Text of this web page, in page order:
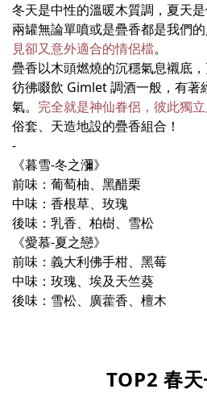
冬天是中性的溫暖木質調，夏天
兩罐無論單噴或是疊香都是我們的
見卻又意外適合的情侶檔。
疊香以木頭燃燒的沉穩氣息襯底
彷彿啜飲 Gimlet 調酒一般，有著
氣。 完全就是神仙眷侶，彼此獨
俗套、天造地設的疊香組合！
-
《暮雪-冬之瀰》
前味：葡萄柚、黑醋栗
中味：香根草、玫瑰
後味：乳香、柏樹、雪松
《愛慕-夏之戀》
前味：義大利佛手柑、黑莓
中味：玫瑰、埃及天竺葵
後味：雪松、廣藿香、檀木
TOP2 春